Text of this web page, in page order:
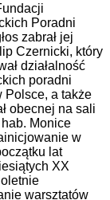
Poradni
zabrał jej
Czernicki, który
działalność
poradni
Polsce, a także
obecnej na sali
Monice
w
lat
XX
warsztatów